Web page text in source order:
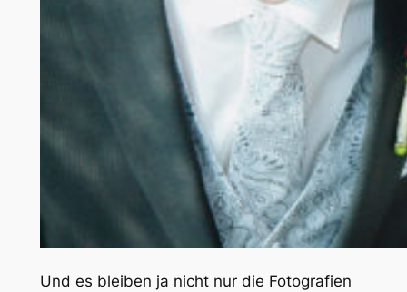
Und es bleiben ja nicht nur die Fotografien